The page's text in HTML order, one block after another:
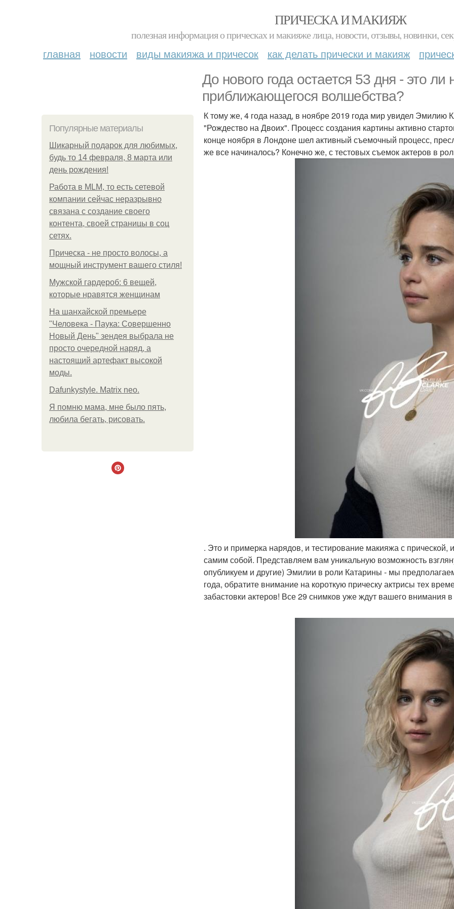
ПРИЧЕСКА И МАКИЯЖ
полезная информация о прическах и макияже лица, новости, отзывы, новинки,
главная новости виды макияжа и причесок как делать прически и макияж
До нового года остается 53 дня - это
приближающегося волшебства?
Популярные материалы
Шикарный подарок для любимых,
будь то 14 февраля, 8 марта или
день рождения!
Работа в MLM, то есть сетевой
компании сейчас неразрывно
связана с создание своего
контента, своей страницы в соц
сетях.
Прическа - не просто волосы, а
мощный инструмент вашего стиля!
Мужской гардероб: 6 вещей,
которые нравятся женщинам
На шанхайской премьере
"Человека - Паука: Совершенно
Новый День" зендея выбрала не
просто очередной наряд, а
настоящий артефакт высокой
моды.
Dafunkystyle. Matrix neo.
Я помню мама, мне было пять,
любила бегать, рисовать.
К тому же, 4 года назад, в ноябре 2019 года мир увидел Эмилию
"Рождество на Двоих". Процесс создания картины активно
конце ноября в Лондоне шел активный съемочный процесс,
же все начиналось? Конечно же, с тестовых съемок актеров в
. Это и примерка нарядов, и тестирование макияжа с прической,
самим собой. Представляем вам уникальную возможность
опубликуем и другие) Эмилии в роли Катарины - мы
года, обратите внимание на короткую прическу актрисы тех
забастовки актеров! Все 29 снимков уже ждут вашего внимания